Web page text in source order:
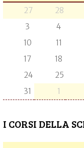
27 28
3
4
10
11
17
18
24
25
31
1
I CORSI DELLA